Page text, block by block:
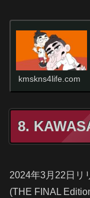
kmskns4life.com
8.
2024年3月22日リ
(THE FINAL